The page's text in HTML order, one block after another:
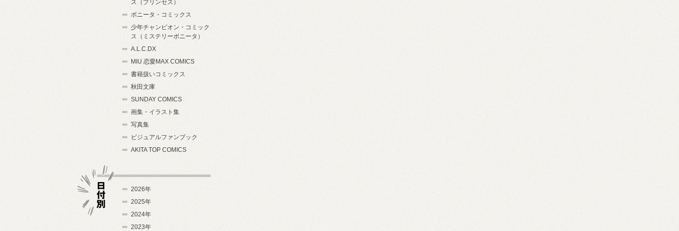
ス（プリンセス）
ボニータ・コミックス
少年チャンピオン・コミック
ス（ミステリーボニータ）
A.L.C.DX
MIU 恋愛MAX COMICS
書籍扱いコミックス
秋田文庫
SUNDAY COMICS
画集・イラスト集
写真集
ビジュアルファンブック
AKITA TOP COMICS
2026年
2025年
2024年
2023年